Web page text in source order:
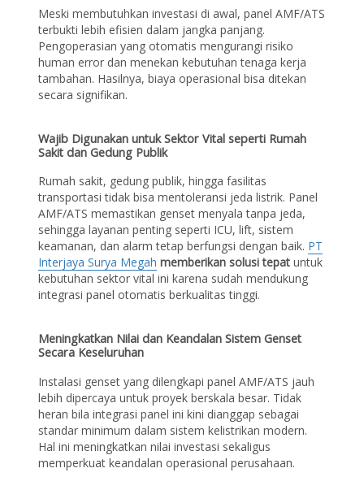
Meski membutuhkan investasi di awal, panel AMF/ATS
terbukti lebih efisien dalam jangka panjang.
Pengoperasian yang otomatis mengurangi risiko
human error dan menekan kebutuhan tenaga kerja
tambahan. Hasilnya, biaya operasional bisa ditekan
secara signifikan.
Wajib Digunakan untuk Sektor Vital seperti Rumah
Sakit dan Gedung Publik
Rumah sakit, gedung publik, hingga fasilitas
transportasi tidak bisa mentoleransi jeda listrik. Panel
AMF/ATS memastikan genset menyala tanpa jeda,
sehingga layanan penting seperti ICU, lift, sistem
keamanan, dan alarm tetap berfungsi dengan baik. PT
Interjaya Surya Megah memberikan solusi tepat untuk
kebutuhan sektor vital ini karena sudah mendukung
integrasi panel otomatis berkualitas tinggi.
Meningkatkan Nilai dan Keandalan Sistem Genset
Secara Keseluruhan
Instalasi genset yang dilengkapi panel AMF/ATS jauh
lebih dipercaya untuk proyek berskala besar. Tidak
heran bila integrasi panel ini kini dianggap sebagai
standar minimum dalam sistem kelistrikan modern.
Hal ini meningkatkan nilai investasi sekaligus
memperkuat keandalan operasional perusahaan.